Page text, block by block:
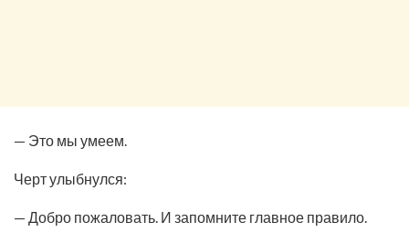
— Это мы умеем.
Черт улыбнулся:
— Добро пожаловать. И запомните главное правило.